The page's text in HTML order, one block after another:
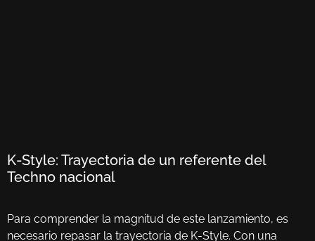
K-Style: Trayectoria de un referente del
Techno nacional
Para comprender la magnitud de este lanzamiento, es
necesario repasar la trayectoria de K-Style. Con una